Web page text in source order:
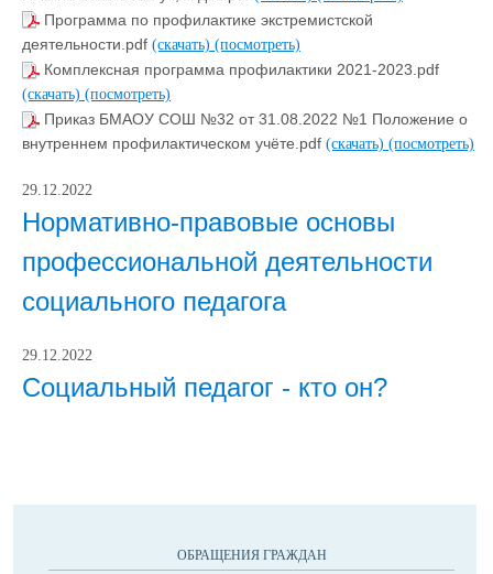
Программа по профилактике экстремистской
деятельности.pdf (скачать) (посмотреть)
Комплексная программа профилактики 2021-2023.pdf
(скачать) (посмотреть)
Приказ БМАОУ СОШ №32 от 31.08.2022 №1 Положение о
внутреннем профилактическом учёте.pdf (скачать) (посмотреть)
29.12.2022
Нормативно-правовые основы
профессиональной деятельности
социального педагога
29.12.2022
Социальный педагог - кто он?
ОБРАЩЕНИЯ ГРАЖДАН